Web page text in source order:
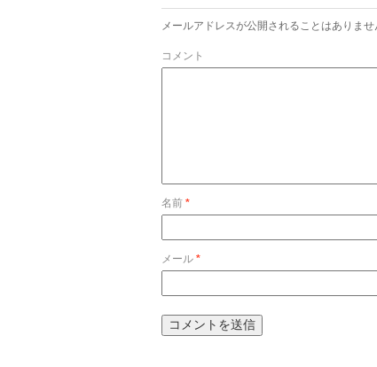
メールアドレスが公開されることはありま
コメント
名前 *
メール *